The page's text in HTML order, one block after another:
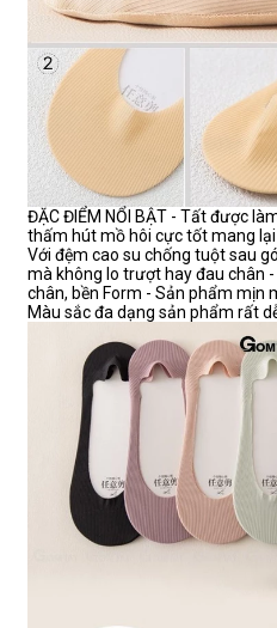
ĐẶC ĐIỂM NỔI BẬT - Tất được
thấm hút mồ hôi cực tốt mang
Với đệm cao su chống tuột sau
mà không lo trượt hay đau chân
chân, bền Form - Sản phẩm mịn
Màu sắc đa dạng sản phẩm rất